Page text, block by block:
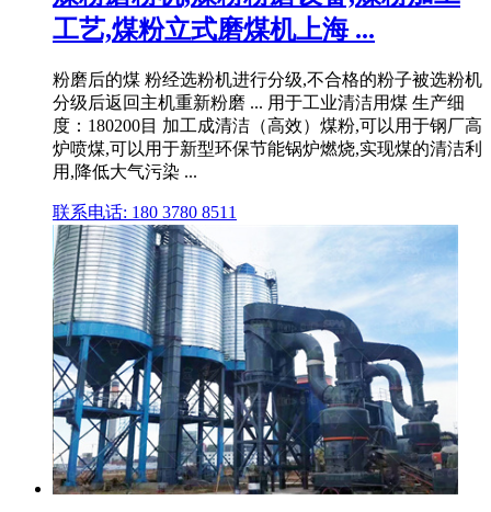
工艺,煤粉立式磨煤机上海 ...
粉磨后的煤 粉经选粉机进行分级,不合格的粉子被选粉机
分级后返回主机重新粉磨 ... 用于工业清洁用煤 生产细
度：180200目 加工成清洁（高效）煤粉,可以用于钢厂高
炉喷煤,可以用于新型环保节能锅炉燃烧,实现煤的清洁利
用,降低大气污染 ...
联系电话: 180 3780 8511